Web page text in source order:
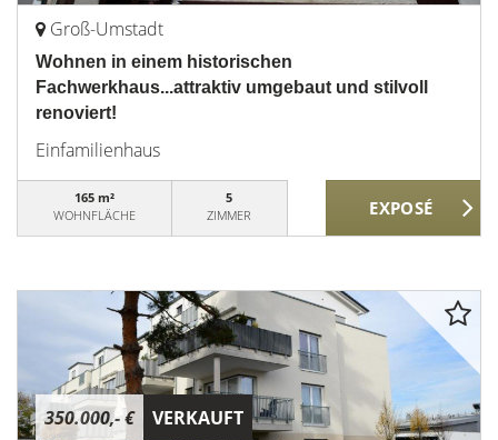
Groß-Umstadt
Wohnen in einem historischen
Fachwerkhaus...attraktiv umgebaut und stilvoll
renoviert!
Einfamilienhaus
165 m²
WOHNFLÄCHE
5
ZIMMER
350.000,- € VERKAUFT